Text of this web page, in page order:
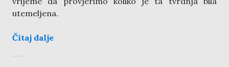
utemeljena.
Čitaj dalje